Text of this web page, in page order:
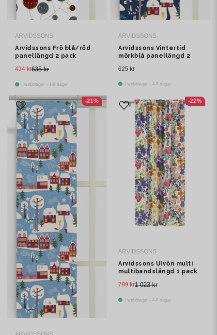
ARVIDSSONS
Arvidssons Frö blå/röd
panellängd 2 pack
635 kr
434 kr
I webblager - 4-8 dagar
ARVIDSSONS
Arvidssons Vintertid
mörkblå panellängd 2
625 kr
I webblager - 4-8 dagar
-21%
ARVIDSSONS
Arvidssons Ulvön multi
multibandslängd 1 pack
1 023 kr
799 kr
I webblager - 4-8 dagar
-22%